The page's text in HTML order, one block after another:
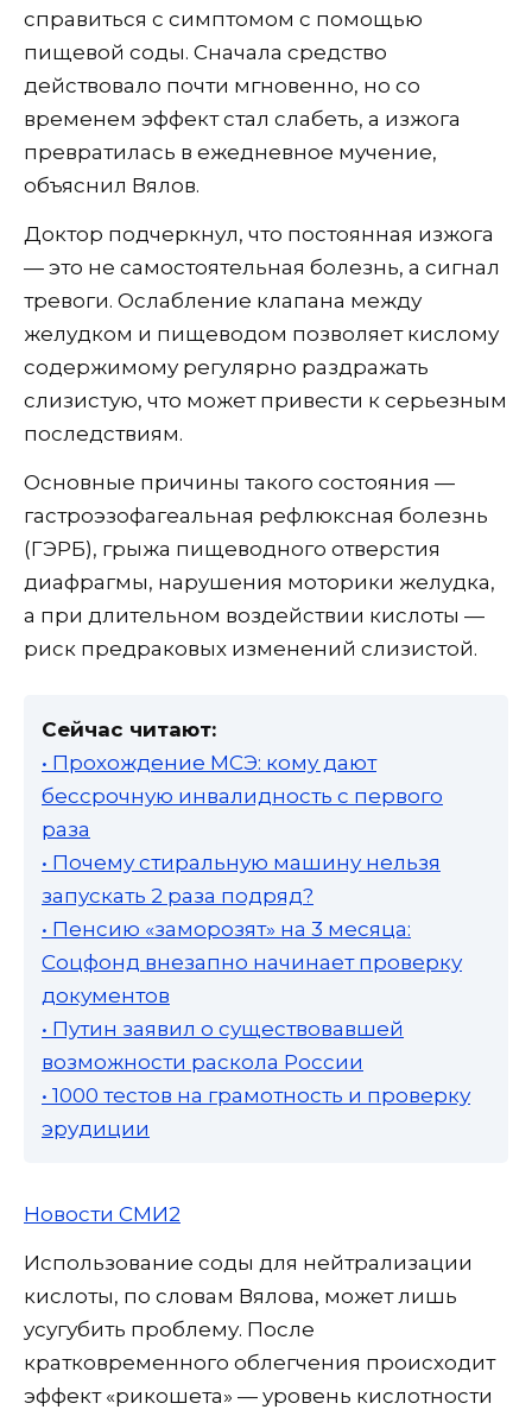
справиться с симптомом с помощью
пищевой соды. Сначала средство
действовало почти мгновенно, но со
временем эффект стал слабеть, а изжога
превратилась в ежедневное мучение,
объяснил Вялов.
Доктор подчеркнул, что постоянная изжога
— это не самостоятельная болезнь, а сигнал
тревоги. Ослабление клапана между
желудком и пищеводом позволяет кислому
содержимому регулярно раздражать
слизистую, что может привести к серьезным
последствиям.
Основные причины такого состояния —
гастроэзофагеальная рефлюксная болезнь
(ГЭРБ), грыжа пищеводного отверстия
диафрагмы, нарушения моторики желудка,
а при длительном воздействии кислоты —
риск предраковых изменений слизистой.
Сейчас читают:
• Прохождение МСЭ: кому дают
бессрочную инвалидность с первого
раза
• Почему стиральную машину нельзя
запускать 2 раза подряд?
• Пенсию «заморозят» на 3 месяца:
Соцфонд внезапно начинает проверку
документов
• Путин заявил о существовавшей
возможности раскола России
• 1000 тестов на грамотность и проверку
эрудиции
Новости СМИ2
Использование соды для нейтрализации
кислоты, по словам Вялова, может лишь
усугубить проблему. После
кратковременного облегчения происходит
эффект «рикошета» — уровень кислотности